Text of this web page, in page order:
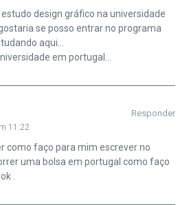
design gráfico na universidade
se posso entrar no programa
aqui…
em portugal…
11:22
Responder
como faço para mim escrever no
uma bolsa em portugal como faço
.